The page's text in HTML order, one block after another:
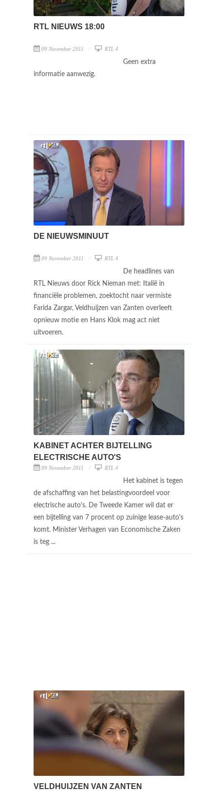
RTL NIEUWS 18:00
09 November 2011 RTL 4
Geen extra
informatie aanwezig.
DE NIEUWSMINUUT
09 November 2011 RTL 4
De headlines van
RTL Nieuws door Rick Nieman met: Italië in
financiële problemen, zoektocht naar vermiste
Farida Zargar, Veldhuijzen van Zanten overleeft
opnieuw motie en Hans Klok mag act niet
uitvoeren.
KABINET ACHTER BIJTELLING
ELECTRISCHE AUTO'S
09 November 2011 RTL 4
Het kabinet is tegen
de afschaffing van het belastingvoordeel voor
electrische auto's. De Tweede Kamer wil dat er
een bijtelling van 7 procent op zuinige lease-auto's
komt. Minister Verhagen van Economische Zaken
is teg ...
VELDHUIJZEN VAN ZANTEN